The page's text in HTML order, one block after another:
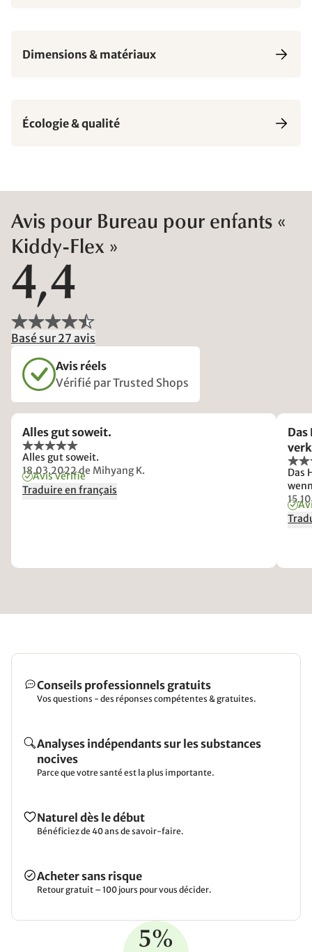
Dimensions & matériaux
Écologie & qualité
Avis pour Bureau pour enfants «
Kiddy-Flex »
4,4
Basé sur 27 avis
Avis réels
Vérifié par Trusted Shops
Alles gut soweit.
Alles gut soweit.
18.03.2022de Mihyang K.
Avis vérifié
Traduire en français
Das
Conseils professionnels gratuits
Vos questions - des réponses compétentes & gratuites.
Analyses indépendants sur les substances
nocives
Parce que votre santé est la plus importante.
Naturel dès le début
Bénéficiez de 40 ans de savoir-faire.
Acheter sans risque
Retour gratuit – 100 jours pour vous décider.